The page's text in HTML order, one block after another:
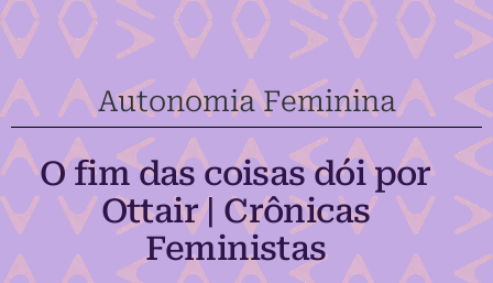
Autonomia Feminina
O fim das coisas dói por
Ottair | Crônicas
Feministas